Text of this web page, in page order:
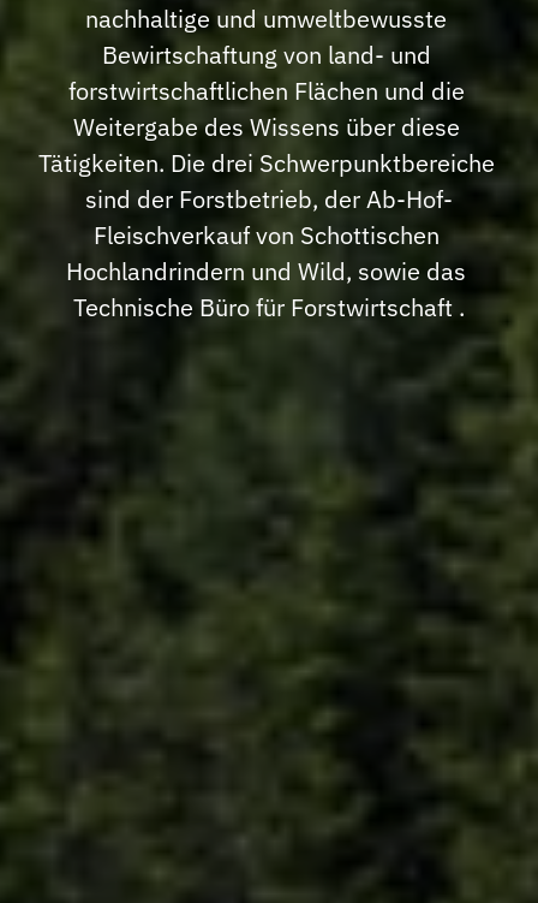
nachhaltige und umweltbewusste
Bewirtschaftung von land- und
forstwirtschaftlichen Flächen und die
Weitergabe des Wissens über diese
Tätigkeiten. Die drei Schwerpunktbereiche
sind der Forstbetrieb, der Ab-Hof-
Fleischverkauf von Schottischen
Hochlandrindern und Wild, sowie das
Technische Büro für Forstwirtschaft .